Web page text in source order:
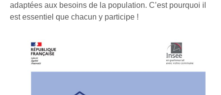
adaptées aux besoins de la population. C’est pourquoi il
est essentiel que chacun y participe !